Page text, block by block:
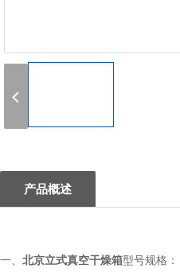
产品概述
一、 北京立式真空干燥箱型号规格：